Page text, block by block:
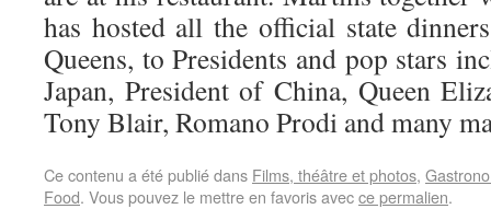
has hosted all the official state
Queens, to Presidents and pop stars
Japan, President of China, Queen
Tony Blair, Romano Prodi and many
Ce contenu a été publié dans Films, théâtre et photos,
Food. Vous pouvez le mettre en favoris avecce permalien.